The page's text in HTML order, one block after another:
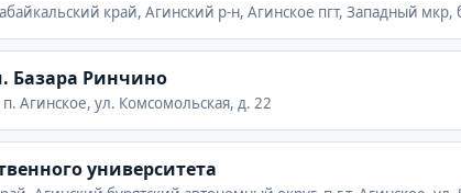
край, Агинский р-н, Агинское пгт, Западный мкр,
Базара Ринчино
Агинское, ул. Комсомольская, д. 22
университета